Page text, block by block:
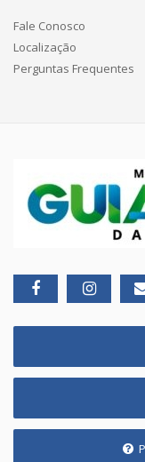
Fale Conosco
Localização
Perguntas Frequentes